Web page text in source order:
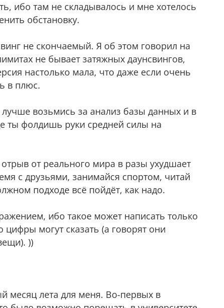
ибо там не складывалось и мне хотелось
обстановку.
не скончаемый. Я об этом говорил на
не бывает затяжных даунсвингов,
настолько мала, что даже если очень
в плюс.
возьмись за анализ базы данных и в
ты фолдишь руки средней силы на
от реального мира в разы ухудшает
с друзьями, занимайся спортом, читай
подходе всё пойдёт, как надо.
ибо такое может написать только
цифры могут сказать (а говорят они
))
месяц лета для меня. Во-первых в